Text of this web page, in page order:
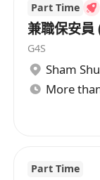
香港工作
具備基本中
標籤內容
體力良好，
輪班環境
有倉務、
全守則
Part Time
兼職保安員
G4S
Sham
More
Part Time